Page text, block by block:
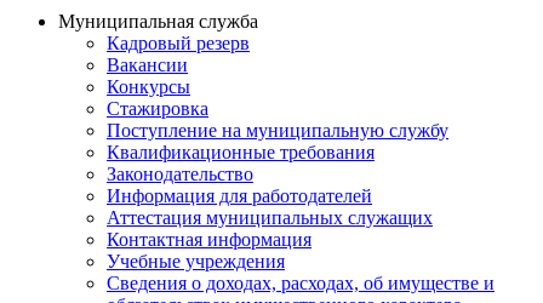
Муниципальная служба
Кадровый резерв
Вакансии
Конкурсы
Стажировка
Поступление на муниципальную службу
Квалификационные требования
Законодательство
Информация для работодателей
Аттестация муниципальных служащих
Контактная информация
Учебные учреждения
Сведения о доходах, расходах, об имуществе и